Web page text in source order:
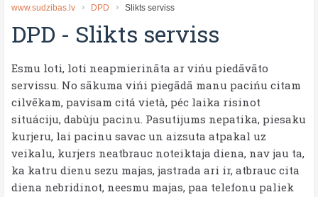
www.sudzibas.lv DPD Slikts serviss
DPD - Slikts serviss
Esmu loti, loti neapmierināta ar vińu piedāvāto
servissu. No sākuma vińi piegādā manu pacińu citam
cilvēkam, pavisam citá vietà, péc laika risinot
situáciju, dabùju pacinu. Pasutijums nepatika, piesaku
kurjeru, lai pacinu savac un aizsuta atpakal uz
veikalu, kurjers neatbrauc noteiktaja diena, nav jau ta,
ka katru dienu sezu majas, jastrada ari ir, atbrauc cita
diena nebridinot, neesmu majas, paa telefonu paliek